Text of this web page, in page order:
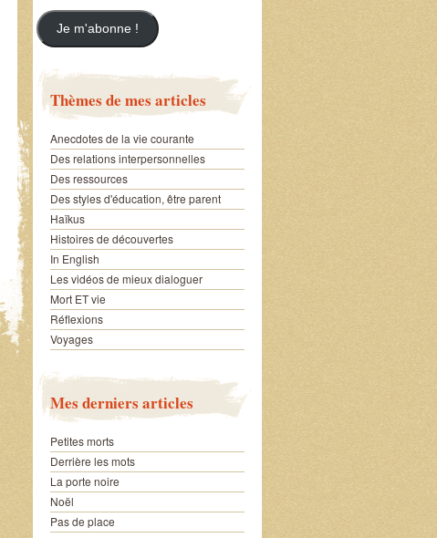
Je m'abonne !
Thèmes de mes articles
Anecdotes de la vie courante
Des relations interpersonnelles
Des ressources
Des styles d'éducation, être parent
Haïkus
Histoires de découvertes
In English
Les vidéos de mieux dialoguer
Mort ET vie
Réflexions
Voyages
Mes derniers articles
Petites morts
Derrière les mots
La porte noire
Noël
Pas de place